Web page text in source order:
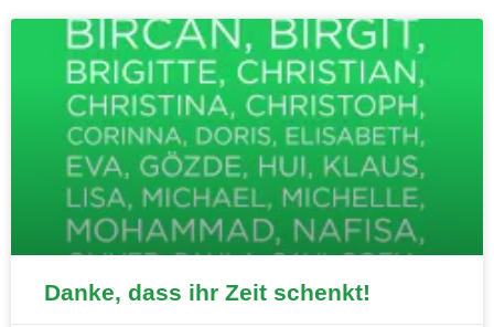
Danke, dass ihr Zeit schenkt!